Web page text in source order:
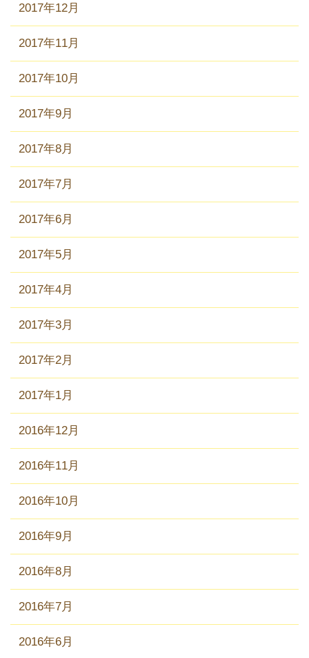
2017年12月
2017年11月
2017年10月
2017年9月
2017年8月
2017年7月
2017年6月
2017年5月
2017年4月
2017年3月
2017年2月
2017年1月
2016年12月
2016年11月
2016年10月
2016年9月
2016年8月
2016年7月
2016年6月